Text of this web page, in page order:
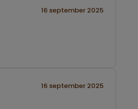
16 september 2025
16 september 2025